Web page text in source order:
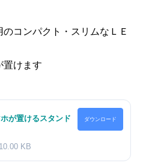
のコンパクト・スリムなＬＥ
置けます
ホが置けるスタンド
KB
ダウンロード